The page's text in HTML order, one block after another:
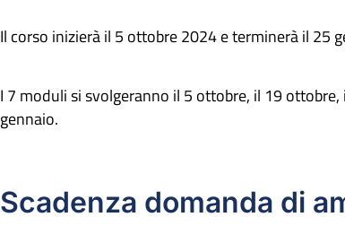
Il corso inizierà il 5 ottobre 2024 e terminerà il 25
I 7 moduli si svolgeranno il 5 ottobre, il 19
gennaio.
Scadenza domanda di